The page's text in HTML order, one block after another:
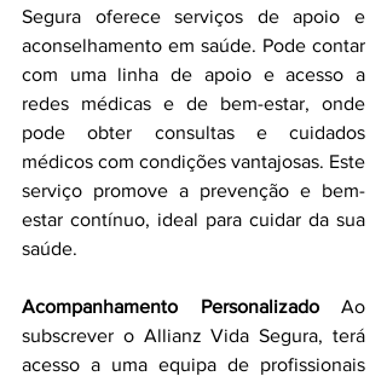
Segura oferece serviços de apoio e
aconselhamento em saúde. Pode contar
com uma linha de apoio e acesso a
redes médicas e de bem-estar, onde
pode obter consultas e cuidados
médicos com condições vantajosas. Este
serviço promove a prevenção e bem-
estar contínuo, ideal para cuidar da sua
saúde.
Acompanhamento Personalizado Ao
subscrever o Allianz Vida Segura, terá
acesso a uma equipa de profissionais